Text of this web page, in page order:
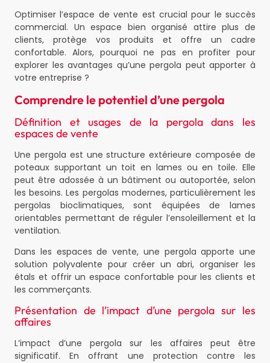
Optimiser l’espace de vente est crucial pour le succès
commercial. Un espace bien organisé attire plus de
clients, protège vos produits et offre un cadre
confortable. Alors, pourquoi ne pas en profiter pour
explorer les avantages qu’une pergola peut apporter à
votre entreprise ?
Comprendre le potentiel d’une pergola
Définition et usages de la pergola dans les
espaces de vente
Une pergola est une structure extérieure composée de
poteaux supportant un toit en lames ou en toile. Elle
peut être adossée à un bâtiment ou autoportée, selon
les besoins. Les pergolas modernes, particulièrement les
pergolas bioclimatiques, sont équipées de lames
orientables permettant de réguler l’ensoleillement et la
ventilation.
Dans les espaces de vente, une pergola apporte une
solution polyvalente pour créer un abri, organiser les
étals et offrir un espace confortable pour les clients et
les commerçants.
Présentation de l’impact d’une pergola sur les
affaires
L’impact d’une pergola sur les affaires peut être
significatif. En offrant une protection contre les